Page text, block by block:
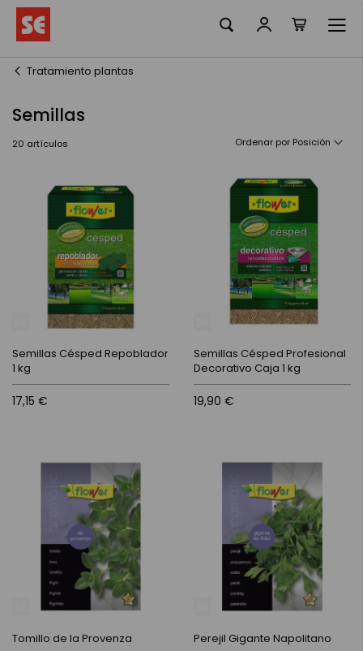
contenido
Tratamiento plantas
Semillas
20 artículos Ordenar por
Semillas Césped Repoblador
1 kg
17,15 €
Semillas Césped Profesional
Decorativo Caja 1 kg
19,90 €
Tomillo de la Provenza Perejil Gigante Napolitano